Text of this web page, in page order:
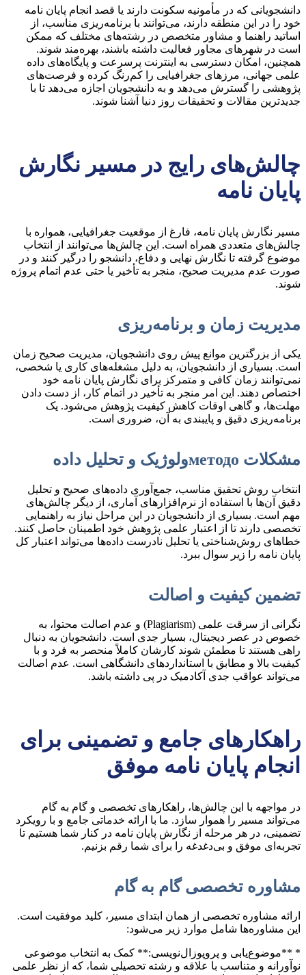
دانشجویانی که در مأمونیه سکونت دارند یا قصد انجام پایان نامه
خود را در این منطقه دارند، می‌توانند با برنامه‌ریزی مناسب، از
اساتید راهنما و مشاور متخصص در رشته‌های مختلف که ممکن
است در شهرهای مجاور فعالیت داشته باشند، بهره‌مند شوند.
همچنین، امکان دسترسی به اینترنت پرسرعت و پایگاه‌های داده
علمی جهانی، مرزهای جغرافیایی را کم‌رنگ کرده و فرصت‌های
پژوهشی را گسترش می‌دهد و به دانشجویان اجازه می‌دهد تا با
جدیدترین مقالات و تحقیقات روز دنیا آشنا شوند.
چالش‌های رایج در مسیر نگارش
پایان نامه
مسیر نگارش پایان نامه، فارغ از موقعیت جغرافیایی، همواره با
چالش‌های متعددی همراه است. این چالش‌ها می‌توانند از انتخاب
موضوع گرفته تا نگارش نهایی و دفاع، دانشجو را درگیر کنند و در
صورت عدم مدیریت صحیح، منجر به تأخیر یا حتی عدم اتمام پروژه
شوند.
مدیریت زمان و برنامه‌ریزی
یکی از بزرگترین موانع پیش روی دانشجویان، مدیریت صحیح زمان
است. بسیاری از دانشجویان، به دلیل مشغله‌های کاری یا شخصی،
نمی‌توانند زمان کافی و متمرکز برای نگارش پایان نامه خود
اختصاص دهند. این امر منجر به تأخیر در اتمام کار، از دست دادن
مهلت‌ها، و گاهی اوقات کاهش کیفیت پژوهش می‌شود. یک
برنامه‌ریزی دقیق و پایبندی به آن، ضروری است.
مشکلات методоولوژیک و تحلیل داده
انتخاب روش تحقیق مناسب، جمع‌آوری داده‌های صحیح و تحلیل
دقیق آن‌ها با استفاده از نرم‌افزارهای آماری، از دیگر چالش‌های
مهم است. بسیاری از دانشجویان در این مراحل نیاز به راهنمایی
تخصصی دارند تا از اعتبار علمی پژوهش خود اطمینان حاصل کنند.
خطاهای روش‌شناختی یا تحلیل نادرست داده‌ها می‌تواند اعتبار کل
پایان نامه را زیر سوال ببرد.
تضمین کیفیت و اصالت
نگرانی از سرقت علمی (Plagiarism) و عدم اصالت محتوا، به
خصوص در عصر دیجیتال، بسیار جدی است. دانشجویان به دنبال
راهی هستند تا مطمئن شوند کارشان کاملاً منحصر به فرد و با
کیفیت بالا و مطابق با استانداردهای دانشگاهی است. عدم اصالت
می‌تواند عواقب جدی آکادمیک در پی داشته باشد.
راهکارهای جامع و تضمینی برای
انجام پایان نامه موفق
در مواجهه با این چالش‌ها، راهکارهای تخصصی و گام به گام
می‌تواند مسیر را هموار سازد. ما با ارائه خدماتی جامع و با رویکرد
تضمینی، در هر مرحله از نگارش پایان نامه در کنار شما هستیم تا
تجربه‌ای موفق و بی‌دغدغه را برای شما رقم بزنیم.
مشاوره تخصصی گام به گام
ارائه مشاوره تخصصی از همان ابتدای مسیر، کلید موفقیت است.
این مشاوره‌ها شامل موارد زیر می‌شود:
* **موضوع‌یابی و پروپوزال‌نویسی:** کمک به انتخاب موضوعی
نوآورانه و متناسب با علاقه و رشته تحصیلی شما، که از نظر علمی